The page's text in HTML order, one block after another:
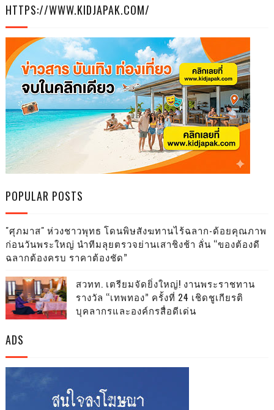
HTTPS://WWW.KIDJAPAK.COM/
POPULAR POSTS
"ศุภมาส" ห่วงชาวพุทธ โดนพิษสังฆทานไร้ฉลาก-ด้อยคุณภาพ
ก่อนวันพระใหญ่ นำทีมลุยตรวจย่านเสาชิงช้า ลั่น “ของต้องดี
ฉลากต้องครบ ราคาต้องชัด”
สวทท. เตรียมจัดยิ่งใหญ่! งานพระราชทาน
รางวัล “เทพทอง” ครั้งที่ 24 เชิดชูเกียรติ
บุคลากรและองค์กรสื่อดีเด่น
ADS